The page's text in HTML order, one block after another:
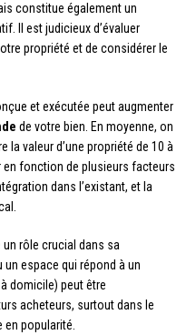
constitue également un
Il est judicieux d’évaluer
propriété et de considérer le
et exécutée peut augmenter
de votre bien. En moyenne, on
la valeur d’une propriété de 10 à
en fonction de plusieurs facteurs
dans l’existant, et la
un rôle crucial dans sa
espace qui répond à un
domicile) peut être
acheteurs, surtout dans le
popularité.